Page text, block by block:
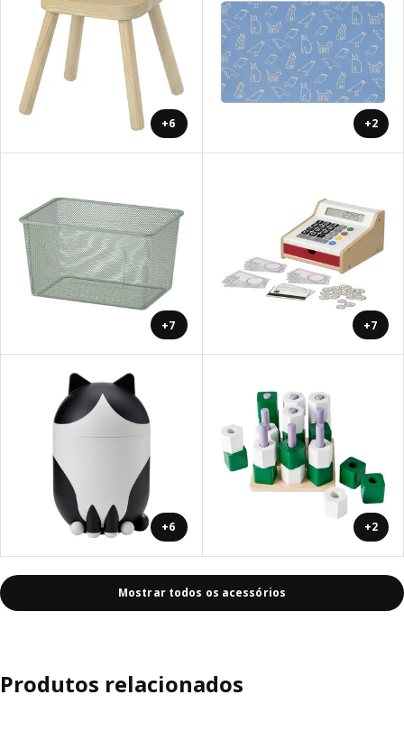
+6 +2
+7 +7
+6 +2
Mostrar todos os acessórios
Produtos relacionados